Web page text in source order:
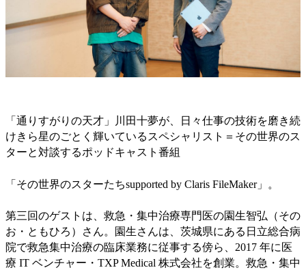
「通りすがりの天才」川田十夢が、日々仕事の技術を磨き続
けきら星のごとく輝いているスペシャリスト＝その世界のス
ターと対談するポッドキャスト番組
「その世界のスターたちsupported by Claris FileMaker」。
第三回のゲストは、救急・集中治療専門医の園生智弘（その
お・ともひろ）さん。園生さんは、茨城県にある日立総合病
院で救急集中治療の臨床業務に従事する傍ら、2017 年に医
療 IT ベンチャー・TXP Medical 株式会社を創業。救急・集中